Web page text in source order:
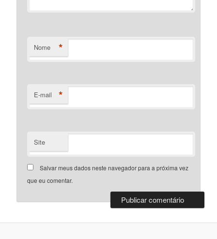
Nome *
E-mail *
Site
Salvar meus dados neste navegador para a próxima vez
que eu comentar.